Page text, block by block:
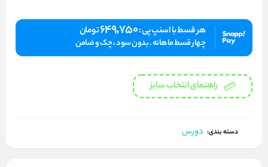
هر قسط با اسنپ پی :649,750تومان
چهار قسط ماهانه . بدون سود ، چک و ضامن
راهنمای انتخاب سایز
دسته بندی: دورس